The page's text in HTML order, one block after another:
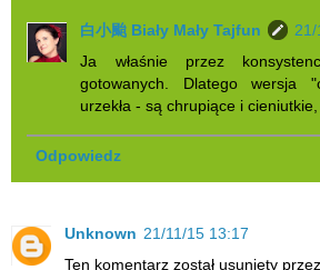
白小颱 Biały Mały Tajfun
Ja właśnie przez
gotowanych. Dlatego wersja
urzekła - są chrupiące i
Odpowiedz
Unknown 21/11/15 13:17
Ten komentarz został usunięty